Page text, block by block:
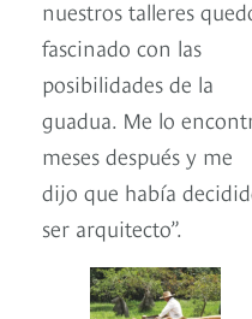
nuestros talleres
fascinado con las
posibilidades de la
guadua. Me lo
meses después y me
dijo que había
ser arquitecto”.